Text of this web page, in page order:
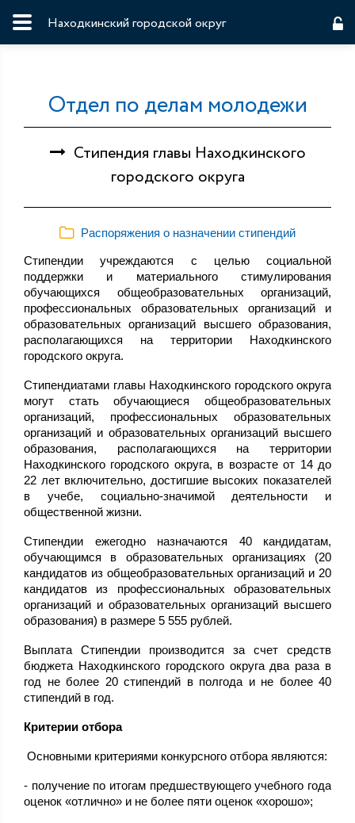
Находкинский городской округ
Отдел по делам молодежи
Стипендия главы Находкинского
городского округа
Распоряжения о назначении стипендий
Стипендии учреждаются с целью социальной
поддержки и материального стимулирования
обучающихся общеобразовательных организаций,
профессиональных образовательных организаций и
образовательных организаций высшего образования,
располагающихся на территории Находкинского
городского округа.
Стипендиатами главы Находкинского городского округа
могут стать обучающиеся общеобразовательных
организаций, профессиональных образовательных
организаций и образовательных организаций высшего
образования, располагающихся на территории
Находкинского городского округа, в возрасте от 14 до
22 лет включительно, достигшие высоких показателей
в учебе, социально-значимой деятельности и
общественной жизни.
Стипендии ежегодно назначаются 40 кандидатам,
обучающимся в образовательных организациях (20
кандидатов из общеобразовательных организаций и 20
кандидатов из профессиональных образовательных
организаций и образовательных организаций высшего
образования) в размере 5 555 рублей.
Выплата Стипендии производится за счет средств
бюджета Находкинского городского округа два раза в
год не более 20 стипендий в полгода и не более 40
стипендий в год.
Критерии отбора
Основными критериями конкурсного отбора являются:
- получение по итогам предшествующего учебного года
оценок «отлично» и не более пяти оценок «хорошо»;